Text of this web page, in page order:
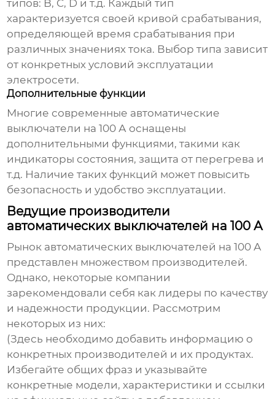
типов: B, C, D и т.д. Каждый тип
характеризуется своей кривой срабатывания,
определяющей время срабатывания при
различных значениях тока. Выбор типа зависит
от конкретных условий эксплуатации
электросети.
Дополнительные функции
Многие современные автоматические
выключатели на 100 А оснащены
дополнительными функциями, такими как
индикаторы состояния, защита от перегрева и
т.д. Наличие таких функций может повысить
безопасность и удобство эксплуатации.
Ведущие производители
автоматических выключателей на 100 А
Рынок автоматических выключателей на 100 А
представлен множеством производителей.
Однако, некоторые компании
зарекомендовали себя как лидеры по качеству
и надежности продукции. Рассмотрим
некоторых из них:
(Здесь необходимо добавить информацию о
конкретных производителей и их продуктах.
Избегайте общих фраз и указывайте
конкретные модели, характеристики и ссылки